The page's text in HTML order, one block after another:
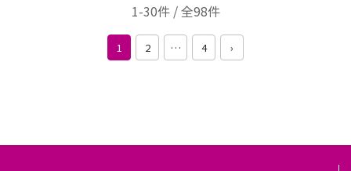
1-30件 / 全98件
1 2 … 4 ›